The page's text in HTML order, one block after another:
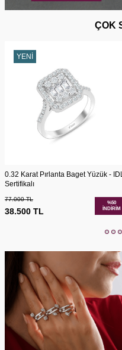
ÇOK
YENI
0.32 Karat Pırlanta Baget Yüzük -
Sertifikalı
77.000TL
38.500 TL
%50
İNDIRIM